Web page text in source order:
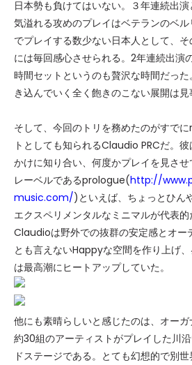
日本勢も負けてはいない。３年連続出
気溢れる攻めのプレイはベテランのベ
でプレイする数少ない日本人として、
には毎回感心させられる。2年連続出演
時間セットというのも贅沢な時間だっ
き込んでいく全く飽きのこない展開は見
そして、今回のトリを務めたのがすで
トとしても知られるClaudio PRCだ。
かけに知り合い、何度かプレイを見さ
レーベルであるprologue(http://
music.com/)といえば、ちょっとひん
エクスペリメンタルなミニマルが代表的
Claudioは野外での抜群の安定感とオー
とも言えないHappyな空間を作り上げ
は最高潮にヒートアップしていた。
他にも素晴らしいと感じたのは、オーガ
約30組のアーティストがプレイした川
ドステージである。とても幻想的で別